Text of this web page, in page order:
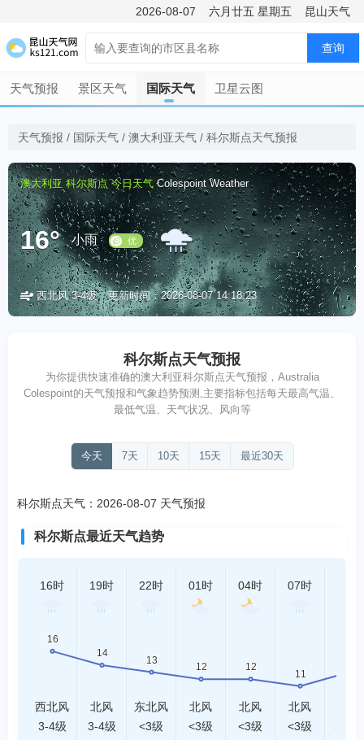
2026-08-07 六月廿五 星期五 昆山天气
查询
天气预报 景区天气 国际天气 卫星云图
天气预报 / 国际天气 / 澳大利亚天气 / 科尔斯点天气预报
澳大利亚 科尔斯点 今日天气 Colespoint Weather
16° 小雨
优
西北风 3-4级 更新时间：2026-08-07 14:18:23
科尔斯点天气预报
为你提供快速准确的澳大利亚科尔斯点天气预报，Australia
Colespoint的天气预报和气象趋势预测,主要指标包括每天最高气温、
最低气温、天气状况、风向等
今天 7天 10天 15天 最近30天
科尔斯点天气：2026-08-07 天气预报
科尔斯点最近天气趋势
16时
西北风
3-4级
19时
北风
3-4级
22时
东北风
<3级
01时
北风
<3级
04时
北风
<3级
07时
北风
<3级
3-4级